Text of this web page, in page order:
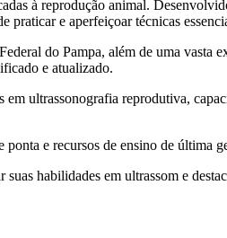
à reprodução animal.
e aperfeiçoar técnicas
do Pampa, além de uma vasta
e atualizado.
ultrassonografia reprodutiva,
e recursos de ensino de última
habilidades em ultrassom e